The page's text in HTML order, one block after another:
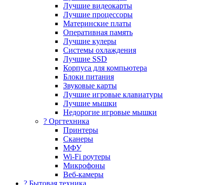
Лучшие видеокарты
Лучшие процессоры
Материнские платы
Оперативная память
Лучшие кулеры
Системы охлаждения
Лучшие SSD
Корпуса для компьютера
Блоки питания
Звуковые карты
Лучшие игровые клавиатуры
Лучшие мышки
Недорогие игровые мышки
?️ Оргтехника
Принтеры
Сканеры
МФУ
Wi-Fi роутеры
Микрофоны
Веб-камеры
? Бытовая техника